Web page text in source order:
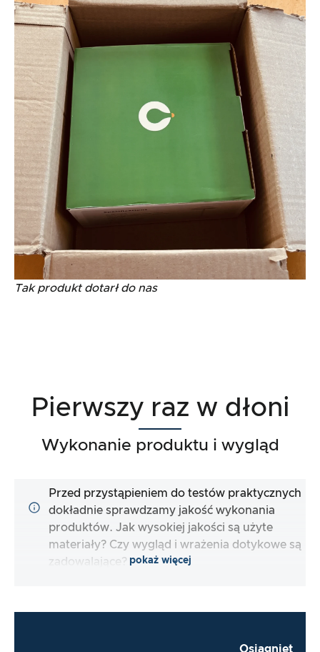
Tak produkt dotarł do nas
Pierwszy raz w dłoni
Wykonanie produktu i wygląd
Przed przystąpieniem do testów praktycznych
dokładnie sprawdzamy jakość wykonania
produktów. Jak wysokiej jakości są użyte
materiały? Czy wygląd i wrażenia dotykowe są
zadowalające? pokaż więcej
Osiągnięt